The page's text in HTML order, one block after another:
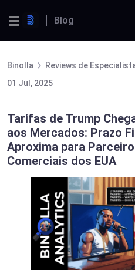
Blog
Binolla Reviews de
01 Jul, 2025
Tarifas de Trump
aos Mercados: Prazo
Aproxima para
Comerciais dos EUA